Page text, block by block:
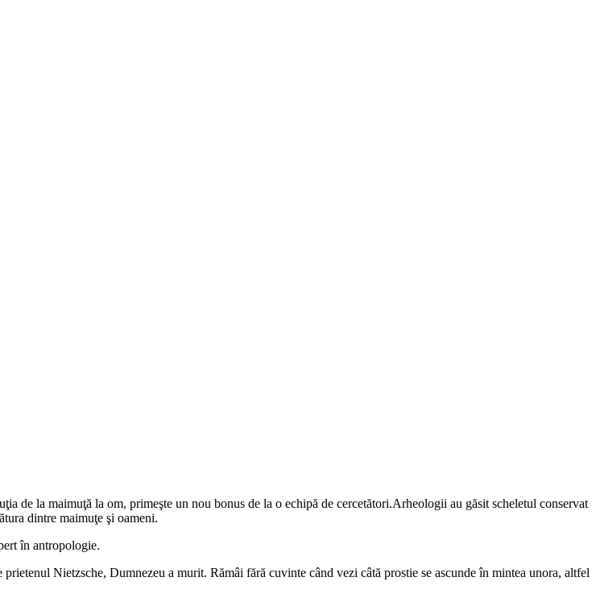
de la maimuţă la om, primeşte un nou bonus de la o echipă de cercetători.Arheologii au găsit scheletul conservat
dintre maimuţe şi oameni.
în antropologie.
Nietzsche, Dumnezeu a murit. Rămâi fără cuvinte când vezi câtă prostie se ascunde în mintea unora, altfel